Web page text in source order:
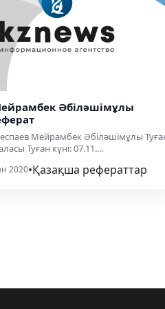
Әбіләшімұлы
Мейрамбек Әбіләшімұлы
Туған күні: 07.11....
2020•Қазақша рефераттар